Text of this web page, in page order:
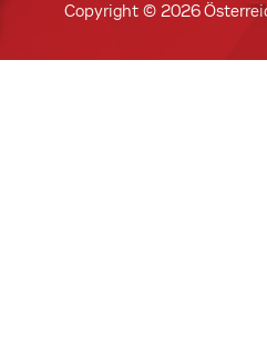
Copyright © 2026